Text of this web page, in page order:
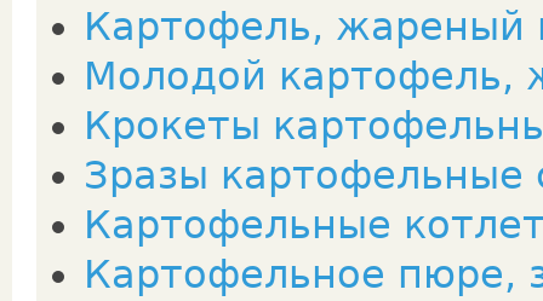
Картофель, жареный
Молодой картофель,
Крокеты
Зразы картофельные
Картофельные
Картофельное пюре,